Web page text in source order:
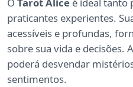
O Tarot Alice é ideal tanto
praticantes experientes.
acessíveis e profundas,
sobre sua vida e decisões.
poderá desvendar
sentimentos.